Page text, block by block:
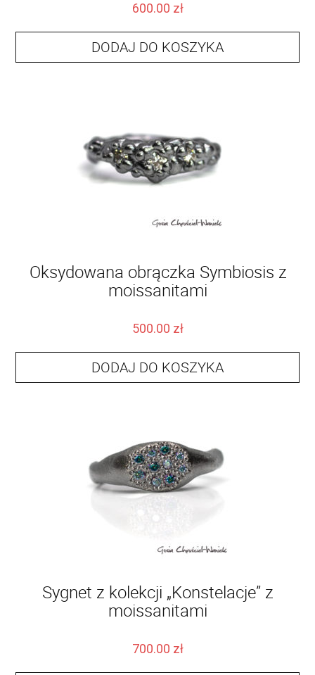
600.00 zł
DODAJ DO KOSZYKA
Oksydowana obrączka Symbiosis z
moissanitami
500.00 zł
DODAJ DO KOSZYKA
Sygnet z kolekcji „Konstelacje” z
moissanitami
700.00 zł